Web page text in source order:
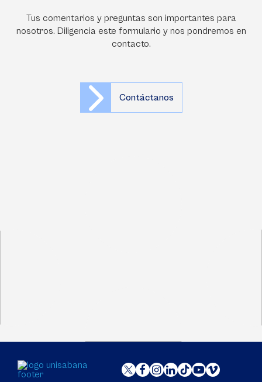
Tus comentarios y preguntas son importantes para
nosotros. Diligencia este formulario y nos pondremos en
contacto.
Contáctanos